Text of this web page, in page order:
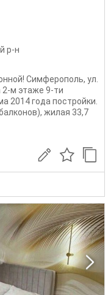
р-н
Симферополь, ул.
2-м этаже 9-ти
2014 года постройки.
жилая 33,7